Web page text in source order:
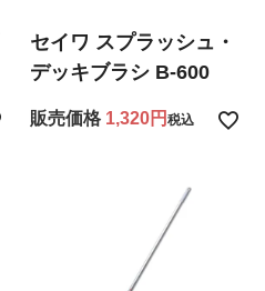
セイワ スプラッシュ・
デッキブラシ B-600
販売価格 1,320 税込